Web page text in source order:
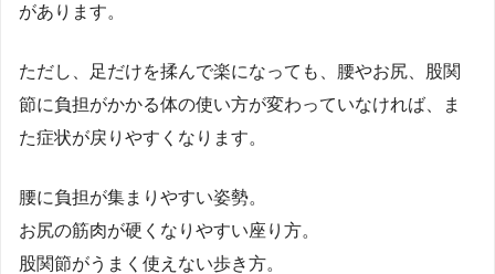
があります。
ただし、足だけを揉んで楽になっても、腰やお尻、股関
節に負担がかかる体の使い方が変わっていなければ、ま
た症状が戻りやすくなります。
腰に負担が集まりやすい姿勢。
お尻の筋肉が硬くなりやすい座り方。
股関節がうまく使えない歩き方。